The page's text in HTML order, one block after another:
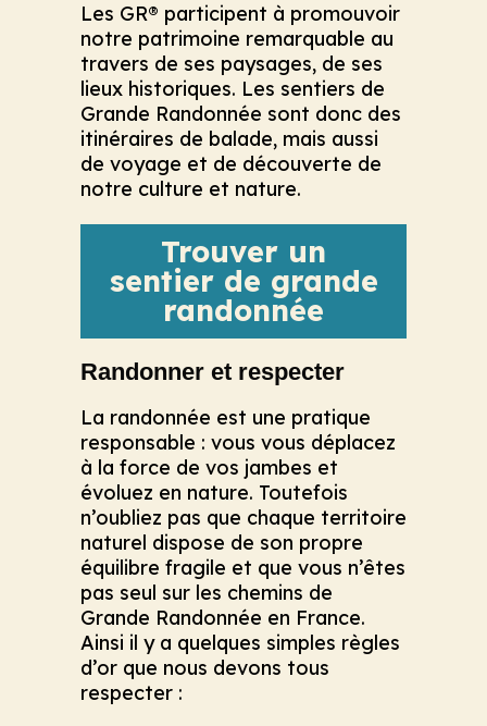
Les GR® participent à promouvoir
notre patrimoine remarquable au
travers de ses paysages, de ses
lieux historiques. Les sentiers de
Grande Randonnée sont donc des
itinéraires de balade, mais aussi
de voyage et de découverte de
notre culture et nature.
Trouver un
sentier de grande
randonnée
Randonner et respecter
La randonnée est une pratique
responsable : vous vous déplacez
à la force de vos jambes et
évoluez en nature. Toutefois
n’oubliez pas que chaque territoire
naturel dispose de son propre
équilibre fragile et que vous n’êtes
pas seul sur les chemins de
Grande Randonnée en France.
Ainsi il y a quelques simples règles
d’or que nous devons tous
respecter :